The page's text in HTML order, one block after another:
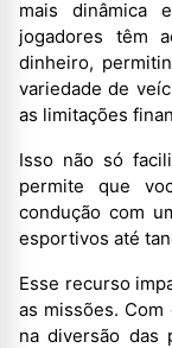
mais dinâmica
jogadores têm
dinheiro,
variedade de
as limitações
Isso não só
permite que
condução com
esportivos até
Esse recurso
as missões.
na diversão das